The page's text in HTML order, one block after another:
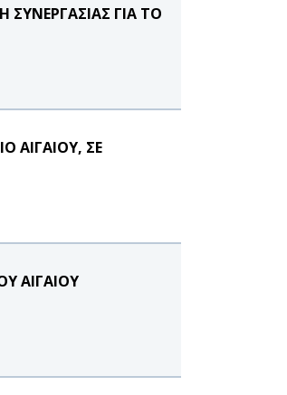
ΓΙΑ ΤΟ
ΑΙΓΑΙΟΥ, ΣΕ
ΑΙΓΑΙΟΥ